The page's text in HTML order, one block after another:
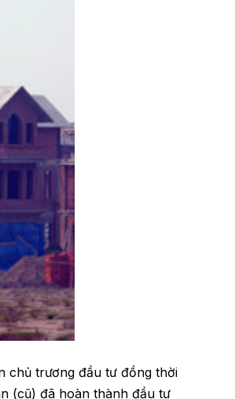
chủ trương đầu tư đồng thời
(cũ) đã hoàn thành đầu tư